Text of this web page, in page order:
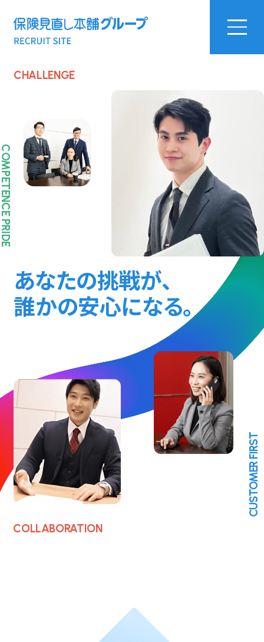
あなたの挑戦が、
誰かの安心になる。
CUSTOMER FIRST
PRIDE
COLLABORATION
CHALLENGE